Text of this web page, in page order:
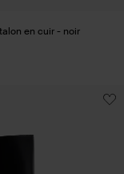
en cuir - noir